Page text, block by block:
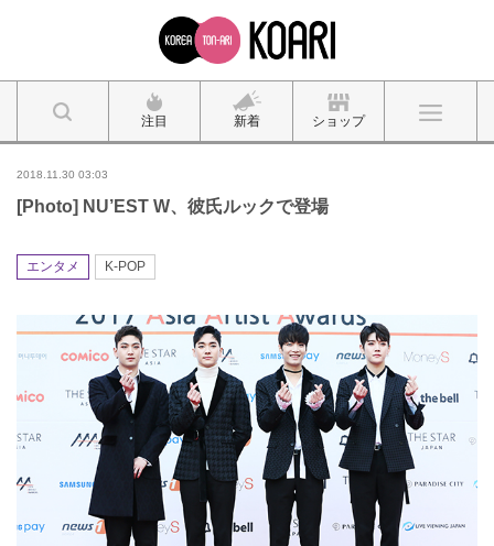
注目 新着 ショップ
2018.11.30 03:03
[Photo] NU’EST W、彼氏ルックで登場
エンタメ K-POP